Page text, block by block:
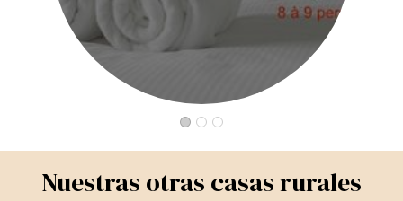
Nuestras otras casas rurales